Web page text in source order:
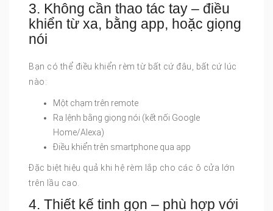
3. Không cần thao tác tay – điều
khiển từ xa, bằng app, hoặc giọng
nói
Bạn có thể điều khiển rèm từ bất cứ đâu, bất cứ lúc
nào:
Một chạm trên remote
Ra lệnh bằng giọng nói (kết nối Google
Home/Alexa)
Điều khiển trên smartphone qua app
Đặc biệt hiệu quả khi hệ rèm lắp cho các ô cửa lớn
trên lầu cao.
4. Thiết kế tinh gọn – phù hợp với